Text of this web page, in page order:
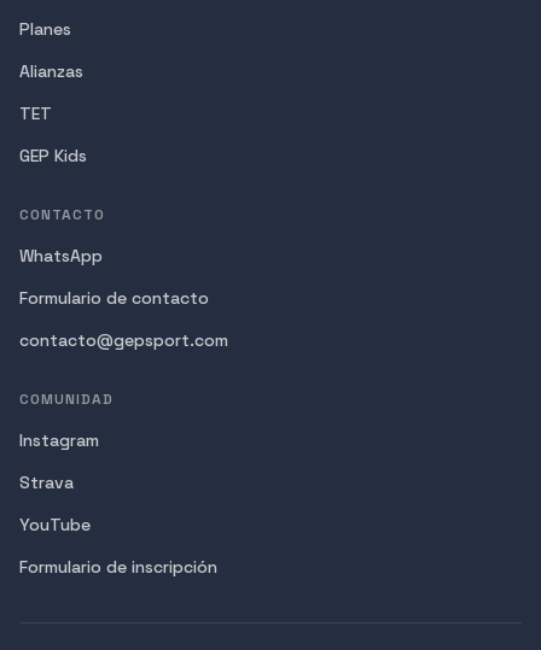
Planes
Alianzas
TET
GEP Kids
CONTACTO
WhatsApp
Formulario de contacto
contacto@gepsport.com
COMUNIDAD
Instagram
Strava
YouTube
Formulario de inscripción